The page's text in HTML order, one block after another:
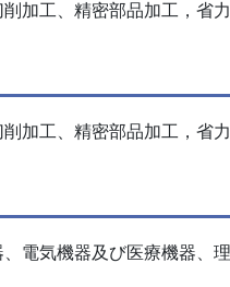
加工、精密部品加工，省
加工、精密部品加工，省
電気機器及び医療機器、